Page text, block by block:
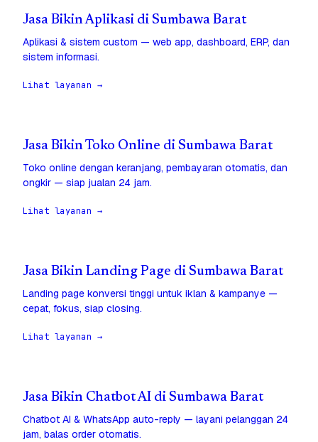
Jasa Bikin Aplikasi di Sumbawa Barat
Aplikasi & sistem custom — web app, dashboard, ERP, dan
sistem informasi.
Lihat layanan →
Jasa Bikin Toko Online di Sumbawa Barat
Toko online dengan keranjang, pembayaran otomatis, dan
ongkir — siap jualan 24 jam.
Lihat layanan →
Jasa Bikin Landing Page di Sumbawa Barat
Landing page konversi tinggi untuk iklan & kampanye —
cepat, fokus, siap closing.
Lihat layanan →
Jasa Bikin Chatbot AI di Sumbawa Barat
Chatbot AI & WhatsApp auto-reply — layani pelanggan 24
jam, balas order otomatis.